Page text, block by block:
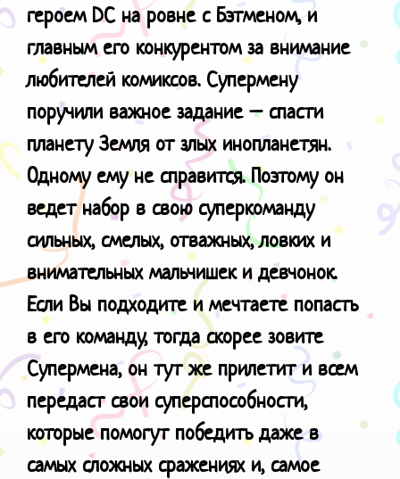
героем DC на ровне с Бэтменом, и
главным его конкурентом за внимание
любителей комиксов. Супермену
поручили важное задание – спасти
планету Земля от злых инопланетян.
Одному ему не справится. Поэтому он
ведет набор в свою суперкоманду
сильных, смелых, отважных, ловких и
внимательных мальчишек и девчонок.
Если Вы подходите и мечтаете попасть
в его команду, тогда скорее зовите
Супермена, он тут же прилетит и всем
передаст свои суперспособности,
которые помогут победить даже в
самых сложных сражениях и, самое